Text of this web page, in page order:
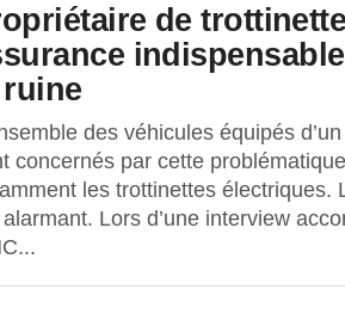
de
des véhicules équipés
concernés par cette
les trottinettes électriques.
Lors d’une interview